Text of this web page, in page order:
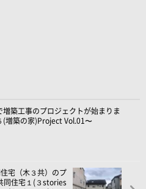
増築工事のプロジェクトが始まりま
(増築の家)Project Vol.01〜
宅（木３共）のプ
同住宅１(３stories